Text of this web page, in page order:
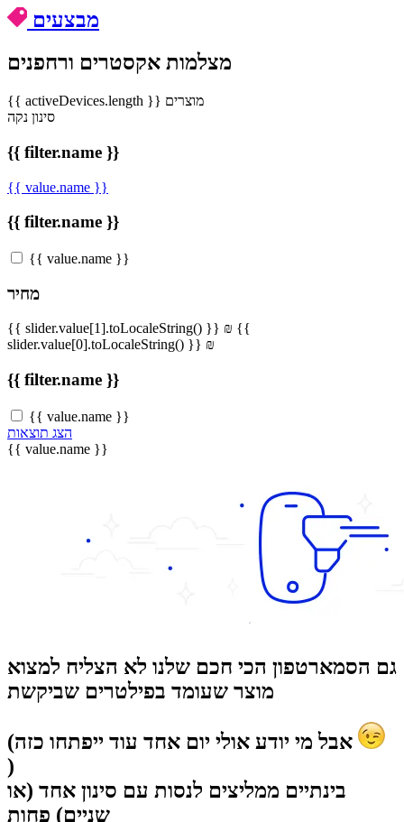
מבצעים
מצלמות אקסטרים ורחפנים
{{ activeDevices.length }} מוצרים
סינון נקה
{{ filter.name }}
{{ value.name }}
{{ filter.name }}
{{ value.name }}
מחיר
{{ slider.value[1].toLocaleString() }} ₪ {{
slider.value[0].toLocaleString() }} ₪
{{ filter.name }}
{{ value.name }}
הצג תוצאות
{{ value.name }}
גם הסמארטפון הכי חכם שלנו לא הצליח למצוא
מוצר שעומד בפילטרים שביקשת
)
בינתיים ממליצים לנסות עם סינון אחד (או
שניים) פחות